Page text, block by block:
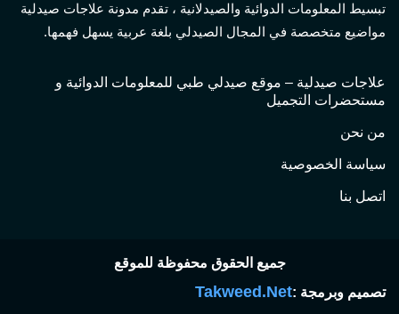
تبسيط المعلومات الدوائية والصيدلانية ، تقدم مدونة علاجات صيدلية
مواضيع متخصصة في المجال الصيدلي بلغة عربية يسهل فهمها.
علاجات صيدلية – موقع صيدلي طبي للمعلومات الدوائية و
مستحضرات التجميل
من نحن
سياسة الخصوصية
اتصل بنا
جميع الحقوق محفوظة للموقع
تصميم وبرمجة :Takweed.Net